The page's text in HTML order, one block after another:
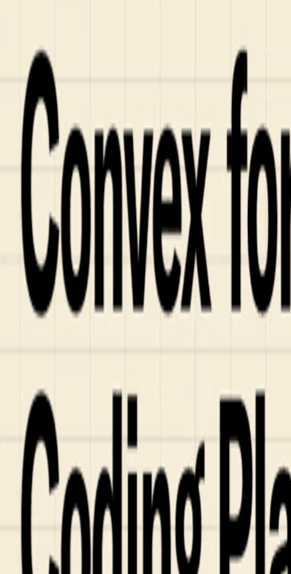
Who we are
AT PARTNERSが提供するファンド・オブ・ファンズを活用した
オープンイノベーション活動のフロー
AT PARTNERS3つの強み